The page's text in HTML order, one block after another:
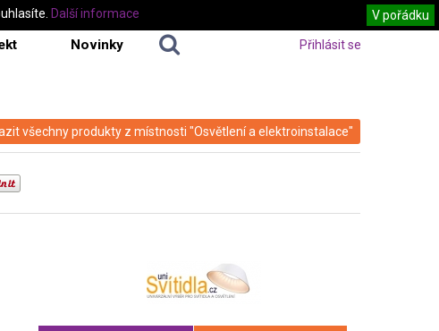
Novinky Přihlásit se
všechny produkty z místnosti "Osvětlení a elektroinstalace"
V pořádku
Další informace